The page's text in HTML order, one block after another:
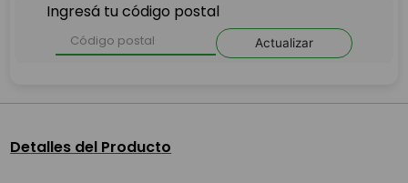
Ingresá tu código postal
Actualizar
Detalles del Producto